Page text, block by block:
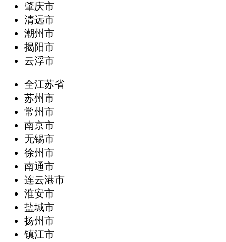
肇庆市
清远市
潮州市
揭阳市
云浮市
全江苏省
苏州市
常州市
南京市
无锡市
徐州市
南通市
连云港市
淮安市
盐城市
扬州市
镇江市